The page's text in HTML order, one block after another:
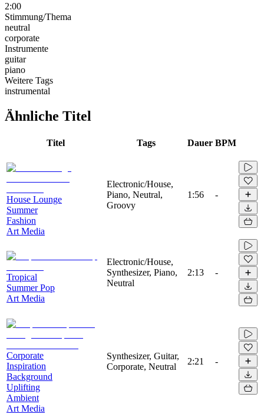
2:00
Stimmung/Thema
neutral
corporate
Instrumente
guitar
piano
Weitere Tags
instrumental
Ähnliche Titel
Titel Tags Dauer BPM
House Lounge
Summer
Fashion
Art Media
Electronic/House,
Piano, Neutral,
Groovy
1:56 -
Tropical
Summer Pop
Art Media
Electronic/House,
Synthesizer, Piano,
Neutral
2:13 -
Corporate
Inspiration
Background
Uplifting
Ambient
Art Media
Synthesizer, Guitar,
Corporate, Neutral
2:21 -